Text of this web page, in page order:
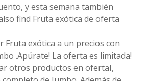
y esta semana también
find Fruta exótica de oferta
Fruta exótica a un precios con
.Apúrate! La oferta es limitada!
otros productos en ofertaI,